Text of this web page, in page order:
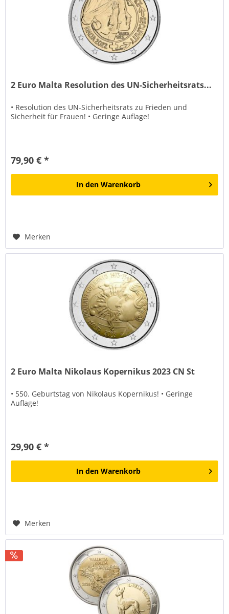
2 Euro Malta Resolution des UN-Sicherheitsrats...
• Resolution des UN-Sicherheitsrats zu Frieden und
Sicherheit für Frauen! • Geringe Auflage!
79,90 € *
In den Warenkorb
Merken
2 Euro Malta Nikolaus Kopernikus 2023 CN St
• 550. Geburtstag von Nikolaus Kopernikus! • Geringe
Auflage!
29,90 € *
In den Warenkorb
Merken